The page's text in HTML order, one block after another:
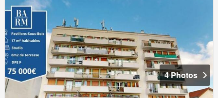
4 Photos